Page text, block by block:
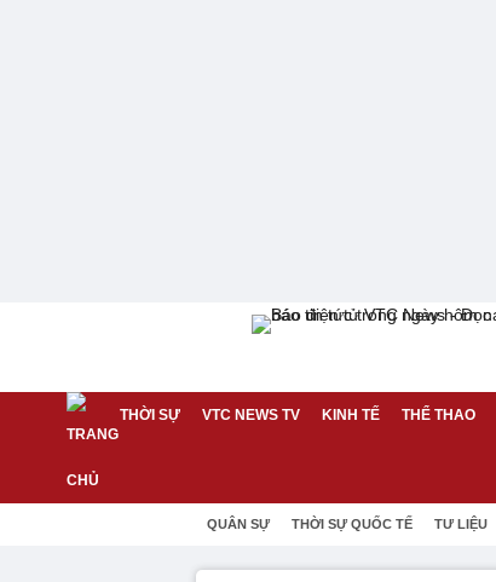
THỜI SỰ VTC NEWS TV KINH TẾ THỂ THAO
QUÂN SỰ THỜI SỰ QUỐC TẾ TƯ LIỆU